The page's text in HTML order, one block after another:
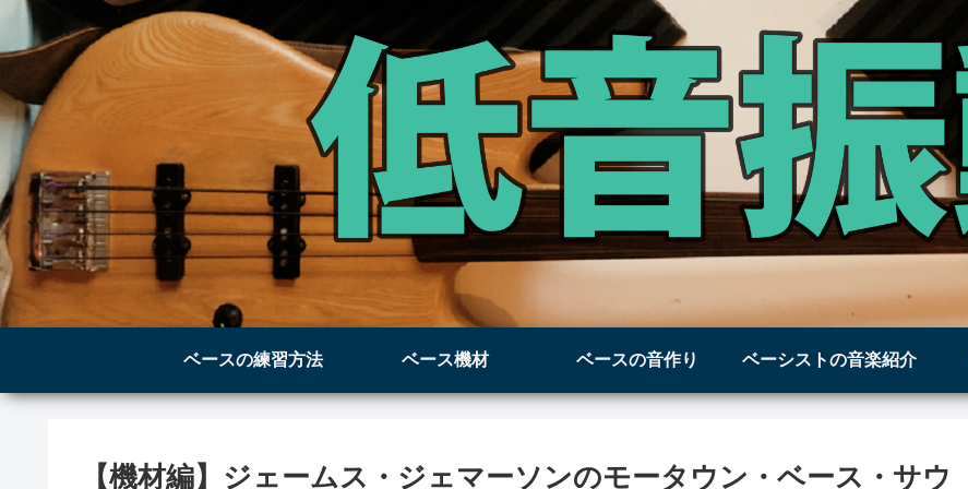
ベースの練習方法 ベース機材 ベースの音作り ベーシストの音楽紹介
【機材編】ジェームス・ジェマーソンのモータウン・ベース・サウ